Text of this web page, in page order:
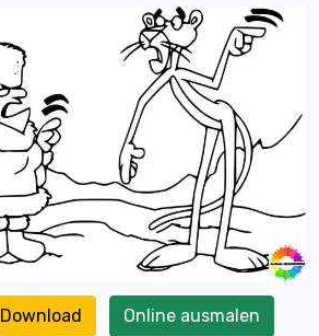
Download Online ausmalen